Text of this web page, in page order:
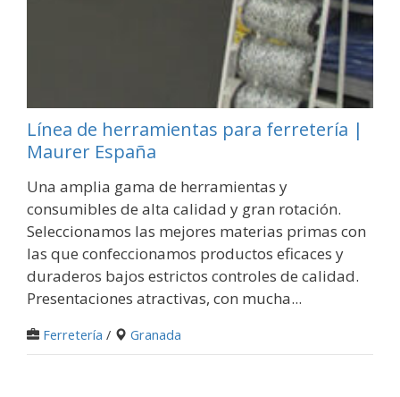
Línea de herramientas para ferretería |
Maurer España
Una amplia gama de herramientas y
consumibles de alta calidad y gran rotación.
Seleccionamos las mejores materias primas con
las que confeccionamos productos eficaces y
duraderos bajos estrictos controles de calidad.
Presentaciones atractivas, con mucha...
Ferretería / Granada